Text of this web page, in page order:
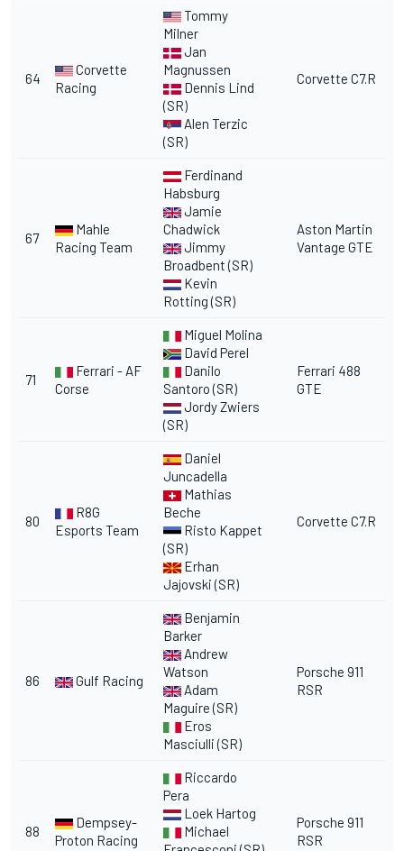
64
Corvette
Racing
Tommy
Milner
Jan
Magnussen
Dennis Lind
(SR)
Alen Terzic
(SR)
Corvette C7.R
67
Mahle
Racing Team
Ferdinand
Habsburg
Jamie
Chadwick
Jimmy
Broadbent (SR)
Kevin
Rotting (SR)
Aston Martin
Vantage GTE
71
Ferrari - AF
Corse
Miguel Molina
David Perel
Danilo
Santoro (SR)
Jordy Zwiers
(SR)
Ferrari 488
GTE
80
R8G
Esports Team
Daniel
Juncadella
Mathias
Beche
Risto Kappet
(SR)
Erhan
Jajovski (SR)
Corvette C7.R
86 Gulf Racing
Benjamin
Barker
Andrew
Watson
Adam
Maguire (SR)
Eros
Masciulli (SR)
Porsche 911
RSR
88
Dempsey-
Proton Racing
Riccardo
Pera
Loek Hartog
Michael
Porsche 911
RSR